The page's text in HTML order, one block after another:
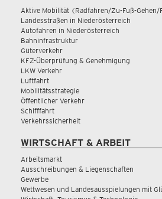
Aktive Mobilität (Radfahren/Zu-Fuß-Gehen/
Landesstraßen in Niederösterreich
Autofahren in Niederösterreich
Bahninfrastruktur
Güterverkehr
KFZ-Überprüfung & Genehmigung
LKW Verkehr
Luftfahrt
Mobilitätsstrategie
Öffentlicher Verkehr
Schifffahrt
Verkehrssicherheit
WIRTSCHAFT & ARBEIT
Arbeitsmarkt
Ausschreibungen & Liegenschaften
Gewerbe
Wettwesen und Landesausspielungen mit